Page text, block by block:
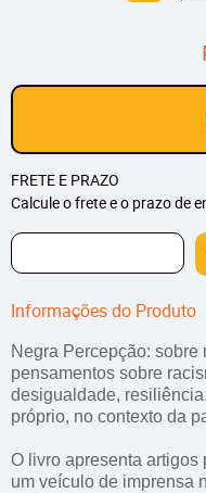
FRETE E PRAZO
Calcule o frete e o prazo de
Informações do Produto
Negra Percepção:
pensamentos sobre
desigualdade,
próprio, no contexto da
O livro apresenta
um veículo de imprensa